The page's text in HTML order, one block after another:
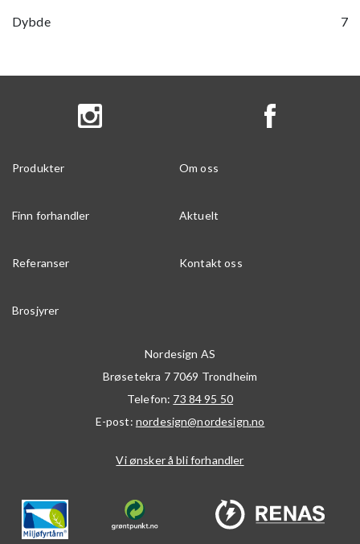
Dybde 7
Produkter Om oss
Finn forhandler Aktuelt
Referanser Kontakt oss
Brosjyrer
Nordesign AS
Brøsetekra 7 7069 Trondheim
Telefon: 73 84 95 50
E-post: nordesign@nordesign.no
Vi ønsker å bli forhandler